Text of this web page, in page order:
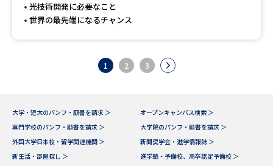
光技術開発に必要なこと
世界の最先端になるチャンス
1 2 3
大学・短大のパンフ・願書を請求 ＞
オープンキャンパス検索 ＞
専門学校のパンフ・願書を請求 ＞
大学院のパンフ・願書を請求 ＞
外国大学日本校・留学関連機関 ＞
新聞奨学会・進学情報誌 ＞
新生活・部屋探し ＞
進学塾・予備校、高卒認定予備校 ＞